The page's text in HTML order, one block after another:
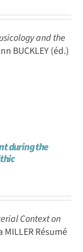
and the
BUCKLEY (éd.)
during the
Context on
Résumé